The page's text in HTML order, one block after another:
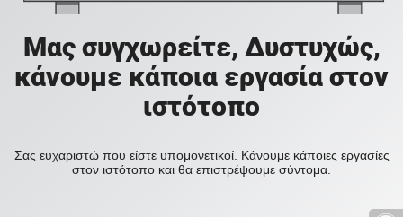
Μας συγχωρείτε, Δυστυχώς,
κάνουμε κάποια εργασία στον
ιστότοπο
Σας ευχαριστώ που είστε υπομονετικοί. Κάνουμε κάποιες εργασίες
στον ιστότοπο και θα επιστρέψουμε σύντομα.